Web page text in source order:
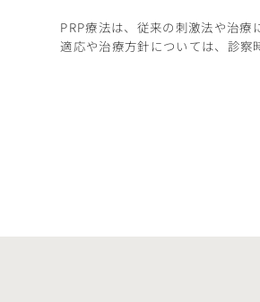
PRP療法は、従来の刺激法や治療
適応や治療方針については、診察